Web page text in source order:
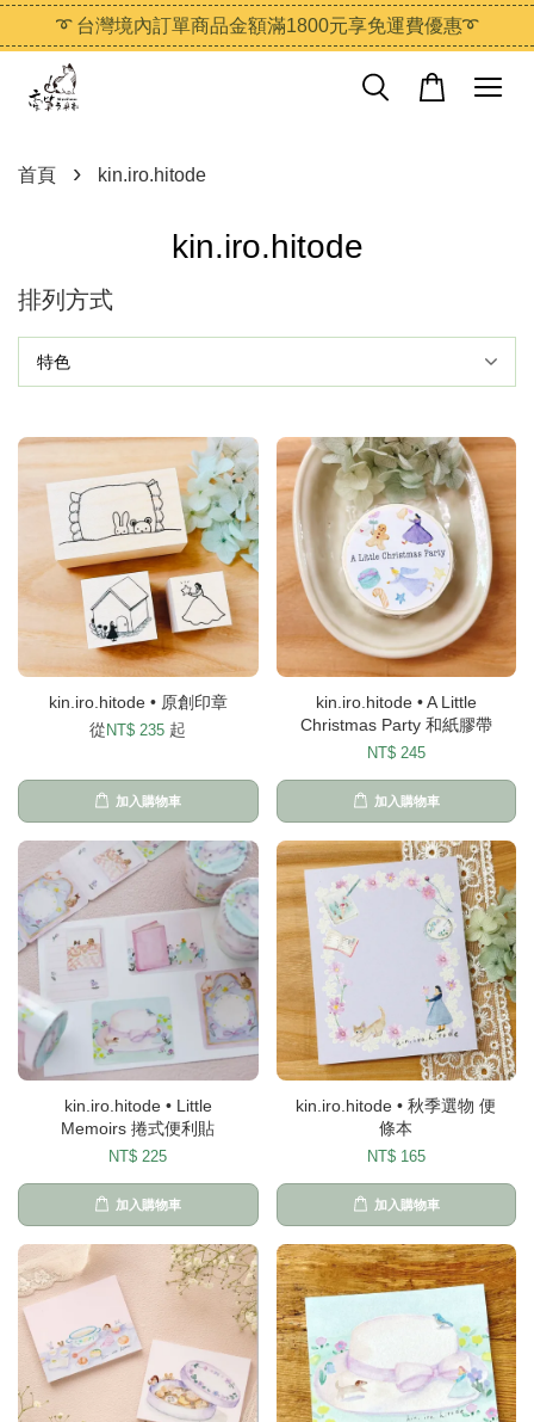
➰ 台灣境內訂單商品金額滿1800元享免運費優惠➰
首頁 › kin.iro.hitode
kin.iro.hitode
排列方式
kin.iro.hitode • 原創印章
從 NT$ 235 起
加入購物車
kin.iro.hitode • A Little
Christmas Party 和紙膠帶
NT$ 245
加入購物車
kin.iro.hitode • Little
Memoirs 捲式便利貼
NT$ 225
加入購物車
kin.iro.hitode • 秋季選物 便
條本
NT$ 165
加入購物車